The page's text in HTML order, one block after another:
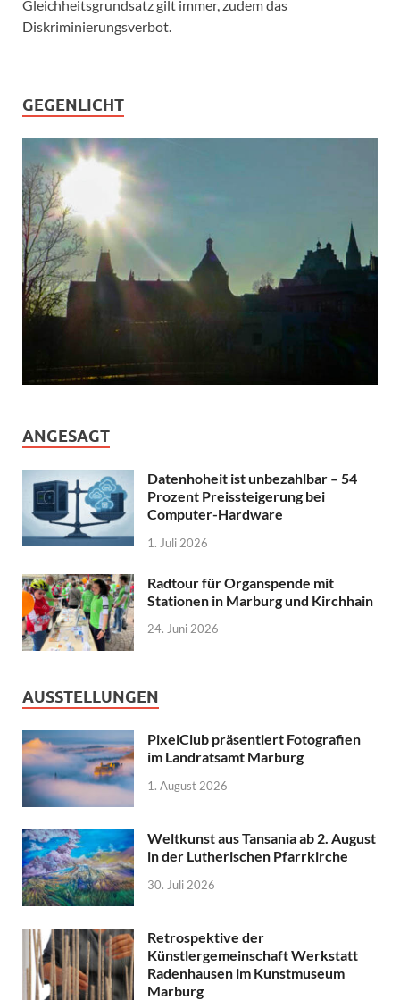
Gleichheitsgrundsatz gilt immer, zudem das
Diskriminierungsverbot.
GEGENLICHT
ANGESAGT
Datenhoheit ist unbezahlbar – 54
Prozent Preissteigerung bei
Computer-Hardware
1. Juli 2026
Radtour für Organspende mit
Stationen in Marburg und Kirchhain
24. Juni 2026
AUSSTELLUNGEN
PixelClub präsentiert Fotografien
im Landratsamt Marburg
1. August 2026
Weltkunst aus Tansania ab 2. August
in der Lutherischen Pfarrkirche
30. Juli 2026
Retrospektive der
Künstlergemeinschaft Werkstatt
Radenhausen im Kunstmuseum
Marburg